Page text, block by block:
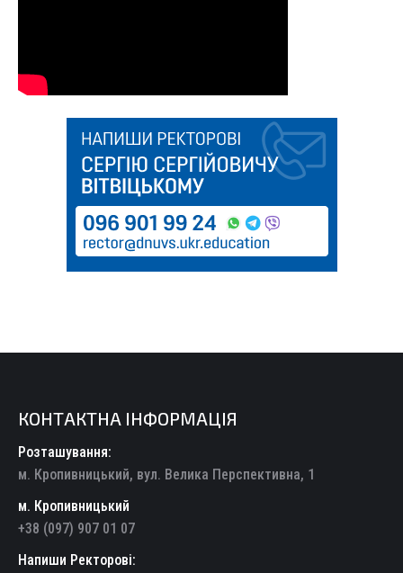
КОНТАКТНА ІНФОРМАЦІЯ
Розташування:
м. Кропивницький, вул. Велика Перспективна, 1
м. Кропивницький
+38 (097) 907 01 07
Напиши Ректорові: